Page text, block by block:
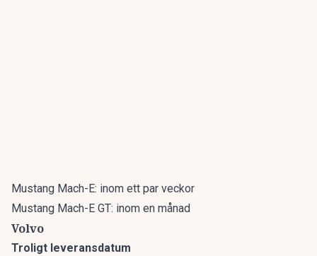
Mustang Mach-E: inom ett par veckor
Mustang Mach-E GT: inom en månad
Volvo
Troligt leveransdatum